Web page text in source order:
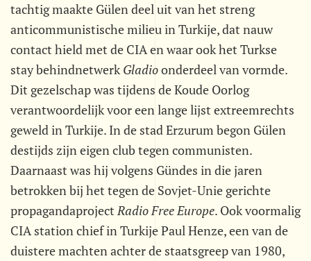
tachtig maakte Gülen deel uit van het streng
anticommunistische milieu in Turkije, dat nauw
contact hield met de CIA en waar ook het Turkse
stay behindnetwerk Gladio onderdeel van vormde.
Dit gezelschap was tijdens de Koude Oorlog
verantwoordelijk voor een lange lijst extreemrechts
geweld in Turkije. In de stad Erzurum begon Gülen
destijds zijn eigen club tegen communisten.
Daarnaast was hij volgens Gündes in die jaren
betrokken bij het tegen de Sovjet-Unie gerichte
propagandaprojectRadio Free Europe. Ook voormalig
CIA station chief in Turkije Paul Henze, een van de
duistere machten achter de staatsgreep van 1980,